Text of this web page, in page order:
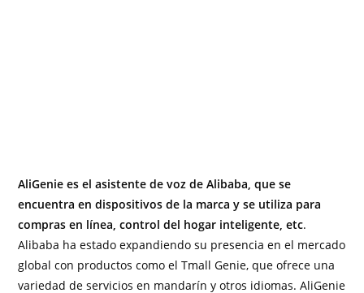
AliGenie es el asistente de voz de Alibaba, que se
encuentra en dispositivos de la marca y se utiliza para
compras en línea, control del hogar inteligente, etc.
Alibaba ha estado expandiendo su presencia en el mercado
global con productos como el Tmall Genie, que ofrece una
variedad de servicios en mandarín y otros idiomas. AliGenie